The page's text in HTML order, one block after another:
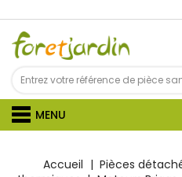
MENU
Accueil Pièces